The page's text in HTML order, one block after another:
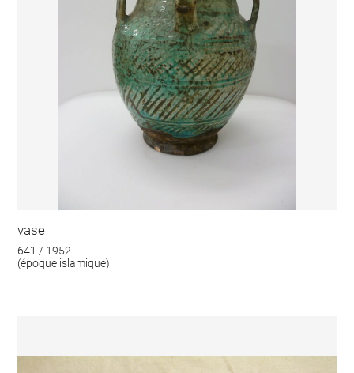
vase
641 / 1952
(époque islamique)